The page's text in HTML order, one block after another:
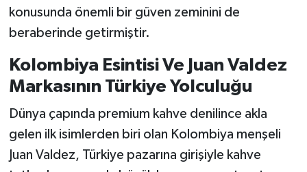
konusunda önemli bir güven zeminini de
beraberinde getirmiştir.
Kolombiya Esintisi Ve Juan Valdez
Markasının Türkiye Yolculuğu
Dünya çapında premium kahve denilince akla
gelen ilk isimlerden biri olan Kolombiya menşeli
Juan Valdez, Türkiye pazarına girişiyle kahve